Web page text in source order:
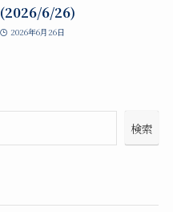
(2026/6/26)
2026年6月26日
検索